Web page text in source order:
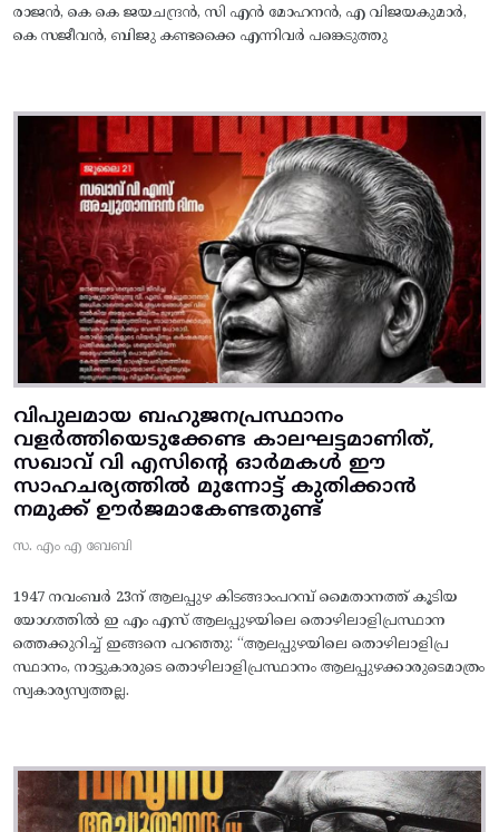
രാജൻ, കെ കെ ജയചന്ദ്രൻ, സി എൻ മോഹനൻ, എ വിജയകുമാർ,
കെ സജീവൻ, ബിജു കണ്ടക്കൈ എന്നിവർ പങ്കെടുത്തു
വിപുലമായ ബഹുജനപ്രസ്ഥാനം
വളർത്തിയെടുക്കേണ്ട കാലഘട്ടമാണിത്,
സഖാവ് വി എസിന്റെ ഓർമകൾ ഈ
സാഹചര്യത്തിൽ മുന്നോട്ട്‌ കുതിക്കാൻ
നമുക്ക് ഊർജമാകേണ്ടതുണ്ട്
സ. എം എ ബേബി
1947 നവംബർ 23ന് ആലപ്പുഴ കിടങ്ങാംപറമ്പ്‌ മൈതാനത്ത്‌ കൂടിയ
യോഗത്തിൽ ഇ എം എസ് ആലപ്പുഴയിലെ തൊഴിലാളിപ്രസ്ഥാന
ത്തെക്കുറിച്ച് ഇങ്ങനെ പറഞ്ഞു: “ആലപ്പുഴയിലെ തൊഴിലാളിപ്ര
സ്ഥാനം, നാട്ടുകാരുടെ തൊഴിലാളിപ്രസ്ഥാനം ആലപ്പുഴക്കാരുടെമാത്രം
സ്വകാര്യസ്വത്തല്ല.